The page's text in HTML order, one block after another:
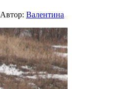
Автор: Валентина